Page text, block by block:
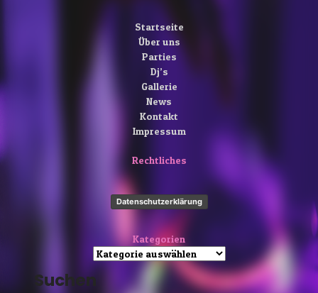
Startseite
Über uns
Parties
Dj’s
Gallerie
News
Kontakt
Impressum
Rechtliches
Datenschutzerklärung
Kategorien
Suchen